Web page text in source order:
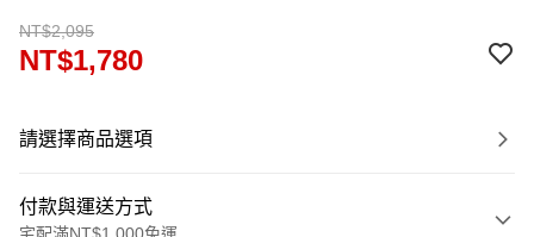
NT$2,095
NT$1,780
請選擇商品選項
付款與運送方式